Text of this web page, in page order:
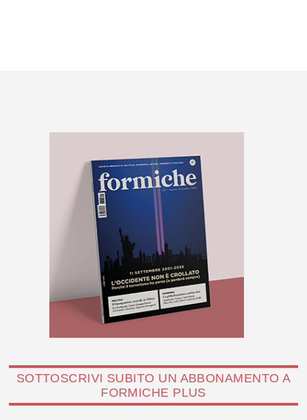
SOTTOSCRIVI SUBITO UN ABBONAMENTO A
FORMICHE PLUS